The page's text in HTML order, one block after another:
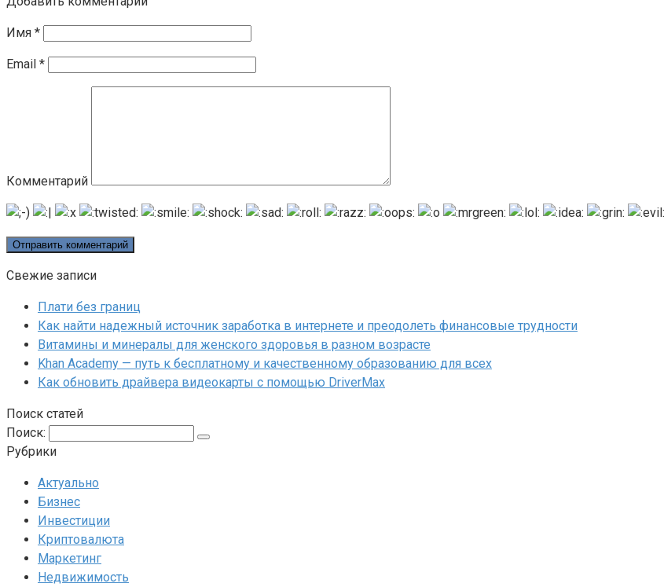
Имя *
Email *
Комментарий
Свежие записи
Плати без границ
Как найти надежный источник заработка в интернете и преодолеть финансовые трудности
Витамины и минералы для женского здоровья в разном возрасте
Khan Academy — путь к бесплатному и качественному образованию для всех
Как обновить драйвера видеокарты с помощью DriverMax
Поиск статей
Поиск:
Рубрики
Актуально
Бизнес
Инвестиции
Криптовалюта
Маркетинг
Недвижимость